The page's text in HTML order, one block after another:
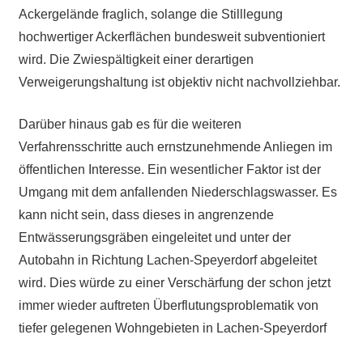
Ackergelände fraglich, solange die Stilllegung
hochwertiger Ackerflächen bundesweit subventioniert
wird. Die Zwiespältigkeit einer derartigen
Verweigerungshaltung ist objektiv nicht nachvollziehbar.
Darüber hinaus gab es für die weiteren
Verfahrensschritte auch ernstzunehmende Anliegen im
öffentlichen Interesse. Ein wesentlicher Faktor ist der
Umgang mit dem anfallenden Niederschlagswasser. Es
kann nicht sein, dass dieses in angrenzende
Entwässerungsgräben eingeleitet und unter der
Autobahn in Richtung Lachen-Speyerdorf abgeleitet
wird. Dies würde zu einer Verschärfung der schon jetzt
immer wieder auftreten Überflutungsproblematik von
tiefer gelegenen Wohngebieten in Lachen-Speyerdorf